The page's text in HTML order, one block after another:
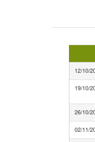
12/10/
19/10/
26/10/
02/11/